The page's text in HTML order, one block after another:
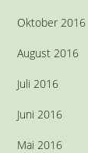
Oktober 2016
August 2016
Juli 2016
Juni 2016
Mai 2016